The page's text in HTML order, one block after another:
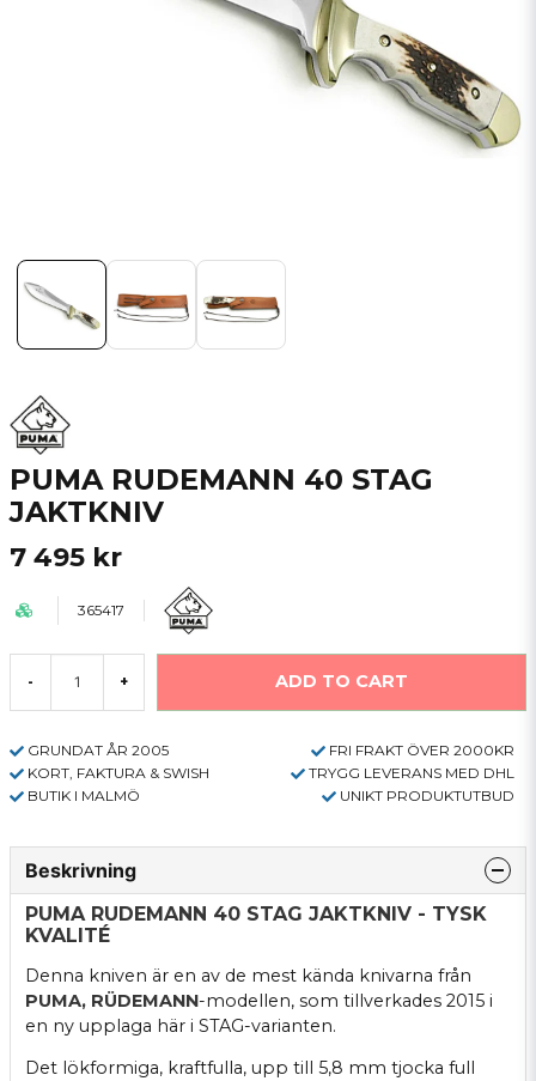
PUMA RUDEMANN 40 STAG
JAKTKNIV
7 495 kr
365417
- + ADD TO CART
GRUNDAT ÅR 2005
FRI FRAKT ÖVER 2000KR
KORT, FAKTURA & SWISH
TRYGG LEVERANS MED DHL
BUTIK I MALMÖ
UNIKT PRODUKTUTBUD
Beskrivning
PUMA RUDEMANN 40 STAG JAKTKNIV - TYSK
KVALITÉ
Denna kniven är en av de mest kända knivarna från
PUMA, RÜDEMANN-modellen, som tillverkades 2015 i
en ny upplaga här i STAG-varianten.
Det lökformiga, kraftfulla, upp till 5,8 mm tjocka full